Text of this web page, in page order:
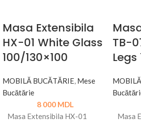
Masa Extensibila
HX-01 White Glass
100/130×100
MOBILĂ BUCĂTĂRIE, Mese
Bucătărie
8 000 MDL
Masa Extensibila HX-01
TB-
Masa